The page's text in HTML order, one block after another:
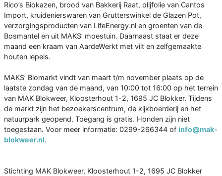
Rico’s Biokazen, brood van Bakkerij Raat, olijfolie van Cantos
Import, kruidenierswaren van Grutterswinkel de Glazen Pot,
verzorgingsproducten van LifeEnergy.nl en groenten van de
Bosmantel en uit MAKS’ moestuin. Daarnaast staat er deze
maand een kraam van AardeWerkt met vilt en zelfgemaakte
houten lepels.
MAKS’ Biomarkt vindt van maart t/m november plaats op de
laatste zondag van de maand, van 10:00 tot 16:00 op het terrein
van MAK Blokweer, Kloosterhout 1-2, 1695 JC Blokker. Tijdens
de markt zijn het bezoekerscentrum, de kijkboerderij en het
natuurpark geopend. Toegang is gratis. Honden zijn niet
toegestaan. Voor meer informatie: 0299-266344 of info@mak-
blokweer.nl.
Stichting MAK Blokweer, Kloosterhout 1-2, 1695 JC Blokker